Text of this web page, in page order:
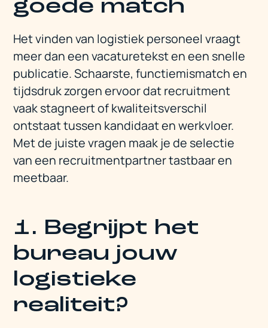
goede match
Het vinden van logistiek personeel vraagt
meer dan een vacaturetekst en een snelle
publicatie. Schaarste, functiemismatch en
tijdsdruk zorgen ervoor dat recruitment
vaak stagneert of kwaliteitsverschil
ontstaat tussen kandidaat en werkvloer.
Met de juiste vragen maak je de selectie
van een recruitmentpartner tastbaar en
meetbaar.
1. Begrijpt het
bureau jouw
logistieke
realiteit?